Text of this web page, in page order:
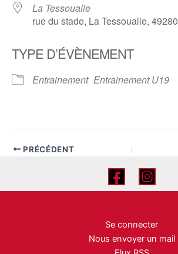
La Tessoualle
rue du stade, La Tessoualle, 49280
TYPE D’ÉVÈNEMENT
Entrainement Entrainement U19
PRÉCÉDENT
Se connecter
Nous envoyer un mail